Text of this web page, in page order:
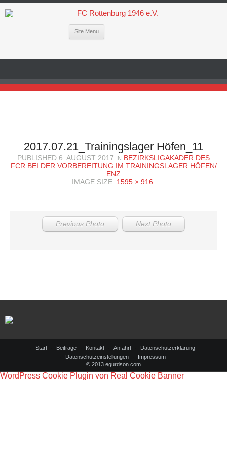
Site Menu
2017.07.21_Trainingslager Höfen_11
PUBLISHED 6. AUGUST 2017 IN BEZIRKSLIGAKADER DES
FCR BEI DER VORBEREITUNG IM TRAININGSLAGER HÖFEN/
ENZ
IMAGE SIZE: 1595 × 916
Previous Photo Next Photo
Start Beiträge Kontakt Anfahrt
Datenschutzerklärung
Datenschutzeinstellungen
Impressum
© 2013 egurdson.com
WordPress Cookie Plugin von Real Cookie Banner